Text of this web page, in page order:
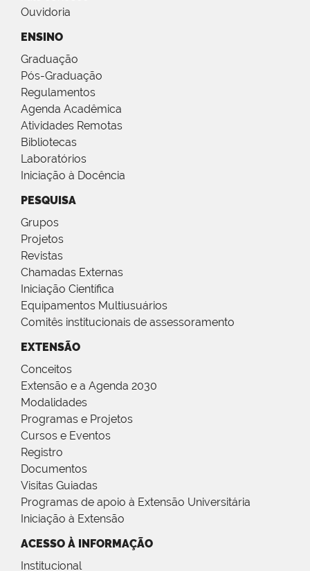
Ouvidoria
ENSINO
Graduação
Pós-Graduação
Regulamentos
Agenda Acadêmica
Atividades Remotas
Bibliotecas
Laboratórios
Iniciação à Docência
PESQUISA
Grupos
Projetos
Revistas
Chamadas Externas
Iniciação Científica
Equipamentos Multiusuários
Comitês institucionais de assessoramento
EXTENSÃO
Conceitos
Extensão e a Agenda 2030
Modalidades
Programas e Projetos
Cursos e Eventos
Registro
Documentos
Visitas Guiadas
Programas de apoio à Extensão Universitária
Iniciação à Extensão
ACESSO À INFORMAÇÃO
Institucional